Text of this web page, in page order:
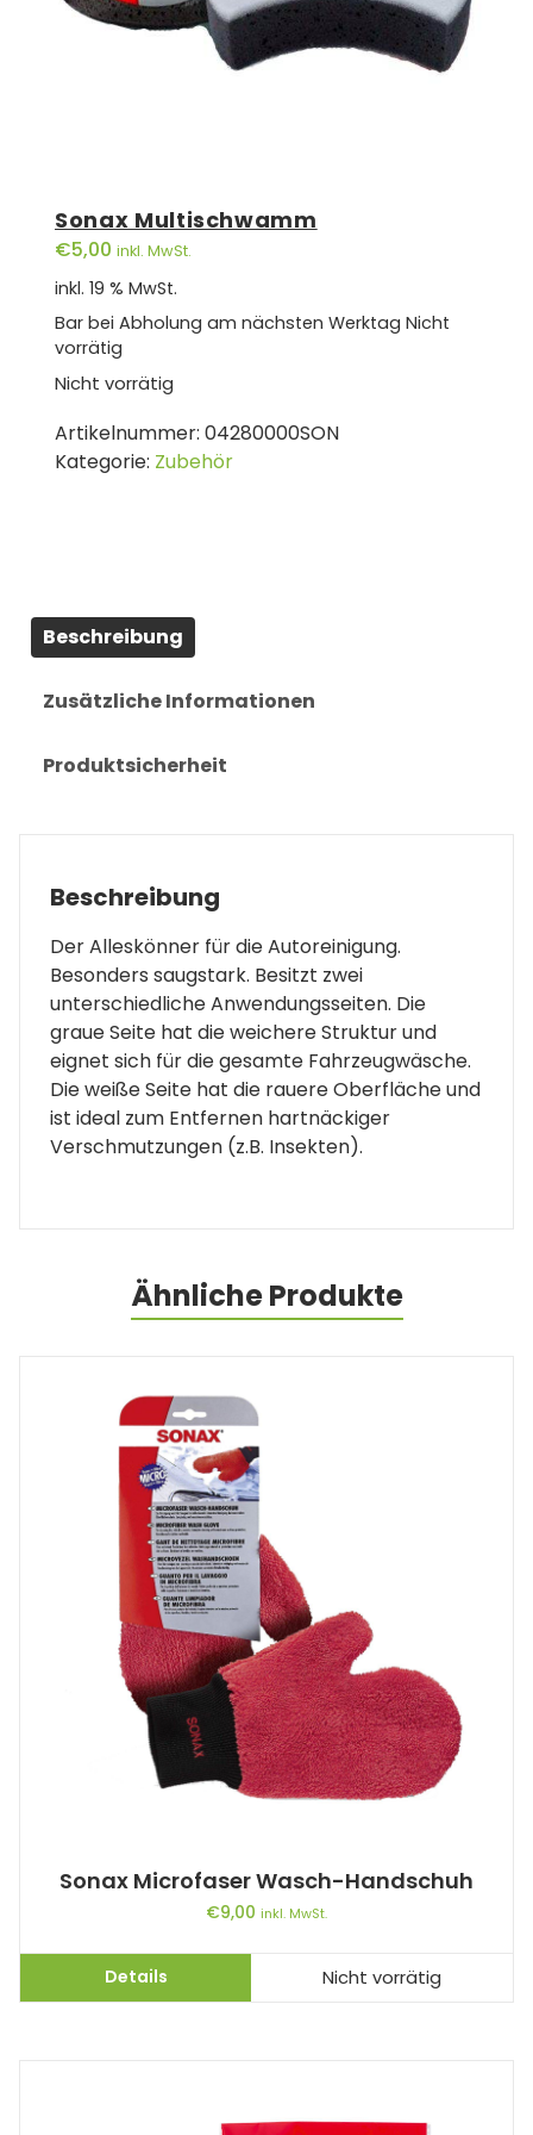
Sonax Multischwamm
€5,00 inkl. MwSt.
inkl. 19 % MwSt.
Bar bei Abholung am nächsten Werktag Nicht
vorrätig
Nicht vorrätig
Artikelnummer: 04280000SON
Kategorie: Zubehör
Beschreibung
Zusätzliche Informationen
Produktsicherheit
Beschreibung
Der Alleskönner für die Autoreinigung.
Besonders saugstark. Besitzt zwei
unterschiedliche Anwendungsseiten. Die
graue Seite hat die weichere Struktur und
eignet sich für die gesamte Fahrzeugwäsche.
Die weiße Seite hat die rauere Oberfläche und
ist ideal zum Entfernen hartnäckiger
Verschmutzungen (z.B. Insekten).
Ähnliche Produkte
Sonax Microfaser Wasch-Handschuh
€9,00 inkl. MwSt.
Details Nicht vorrätig